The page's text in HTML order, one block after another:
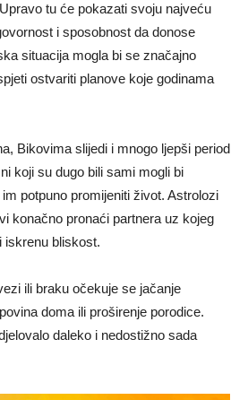
tu će pokazati svoju najveću
i sposobnost da donose
situacija mogla bi se značajno
ostvariti planove koje godinama
Bikovima slijedi i mnogo ljepši period
koji su dugo bili sami mogli bi
potpuno promijeniti život. Astrolozi
konačno pronaći partnera uz kojeg
iskrenu bliskost.
ili braku očekuje se jačanje
doma ili proširenje porodice.
daleko i nedostižno sada